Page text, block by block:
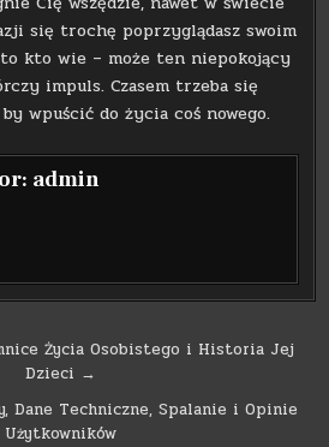
się trochę poprzyglądasz swoim
kto wie – może ten niepokojący
impuls. Czasem trzeba się
wpuścić do życia coś nowego.
admin
Życia Osobistego i Historia Jej
Dzieci →
Dane Techniczne, Spalanie i Opinie
Użytkowników